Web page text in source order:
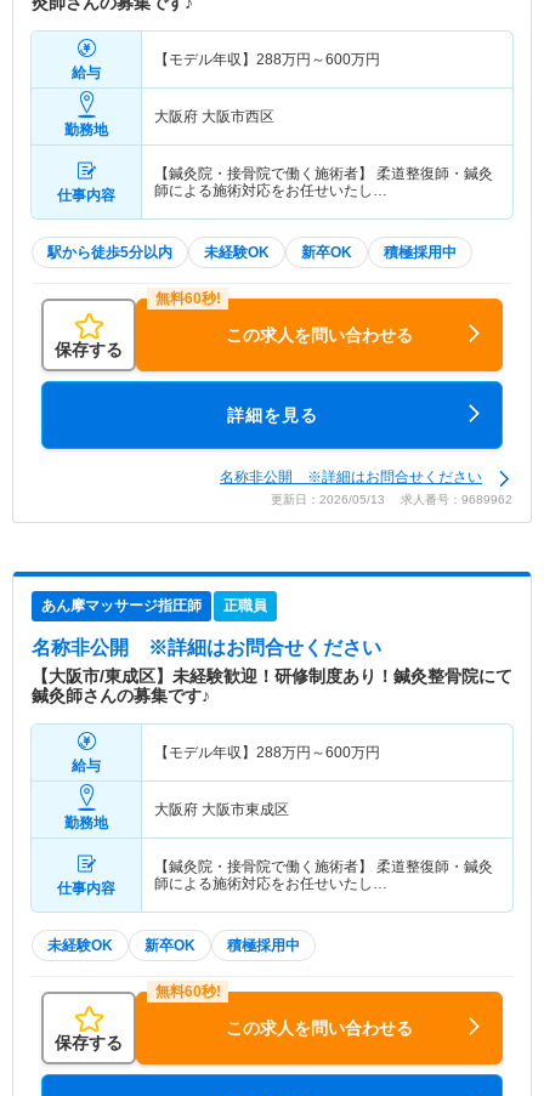
給与
【モデル年収】 288万円～600万円
勤務地
大阪府 大阪市西区
仕事内容
【鍼灸院・接骨院で働く施術者】 柔道整復師・鍼灸
師による施術対応をお任せいたし…
駅から徒歩5分以内 未経験OK 新卒OK 積極採用中
保存する
この求人を問い合わせる
詳細を見る
名称非公開 ※詳細はお問合せください
更新日：2026/05/13 求人番号：9689962
あん摩マッサージ指圧師 正職員
名称非公開 ※詳細はお問合せください
【大阪市/東成区】未経験歓迎！研修制度あり！鍼灸整骨院にて
鍼灸師さんの募集です♪
給与
【モデル年収】 288万円～600万円
勤務地
大阪府 大阪市東成区
仕事内容
【鍼灸院・接骨院で働く施術者】 柔道整復師・鍼灸
師による施術対応をお任せいたし…
未経験OK 新卒OK 積極採用中
保存する
この求人を問い合わせる